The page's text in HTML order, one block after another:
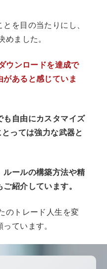
を目の当たりにし、
めました。
ウンロードを達成で
があると感じていま
も自由にカスタマイズ
っては強力な武器と
ルールの構築方法や精
紹介しています。
のトレード人生を変
ています。